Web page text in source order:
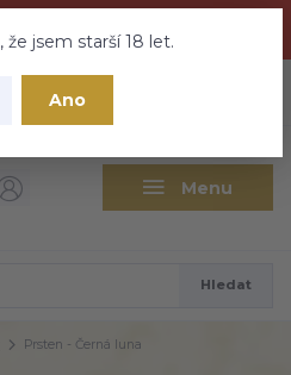
vše a ještě mnohem víc
jsem starší 18 let.
Ano
Menu
CZK
Hledat
Prsten - Černá luna